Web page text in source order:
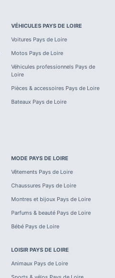
VÉHICULES PAYS DE LOIRE
Voitures Pays de Loire
Motos Pays de Loire
Véhicules professionnels Pays de
Loire
Pièces & accessoires Pays de Loire
Bateaux Pays de Loire
MODE PAYS DE LOIRE
Vêtements Pays de Loire
Chaussures Pays de Loire
Montres et bijoux Pays de Loire
Parfums & beauté Pays de Loire
Bébé Pays de Loire
LOISIR PAYS DE LOIRE
Animaux Pays de Loire